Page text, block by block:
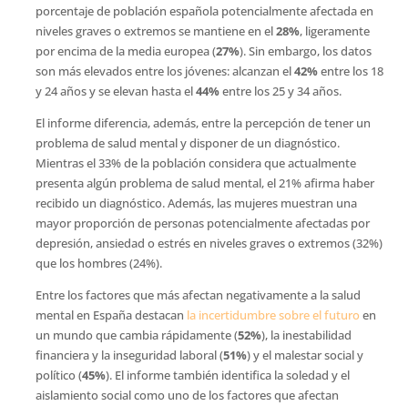
porcentaje de población española potencialmente afectada en
niveles graves o extremos se mantiene en el28%, ligeramente
por encima de la media europea (27%). Sin embargo, los datos
son más elevados entre los jóvenes: alcanzan el42%entre los 18
y 24 años y se elevan hasta el44%entre los 25 y 34 años.
El informe diferencia, además, entre la percepción de tener un
problema de salud mental y disponer de un diagnóstico.
Mientras el 33% de la población considera que actualmente
presenta algún problema de salud mental, el 21% afirma haber
recibido un diagnóstico. Además, las mujeres muestran una
mayor proporción de personas potencialmente afectadas por
depresión, ansiedad o estrés en niveles graves o extremos (32%)
que los hombres (24%).
Entre los factores que más afectan negativamente a la salud
mental en España destacan la incertidumbre sobre el futuro en
un mundo que cambia rápidamente (52%), la inestabilidad
financiera y la inseguridad laboral (51%) y el malestar social y
político (45%). El informe también identifica la soledad y el
aislamiento social como uno de los factores que afectan